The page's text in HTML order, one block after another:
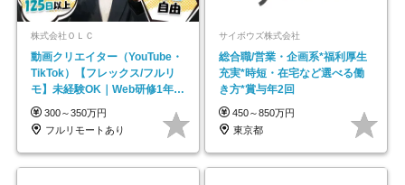
株式会社ＯＬＣ
動画クリエイター（YouTube・
TikTok）【フレックス/フルリ
モ】未経験OK｜Web研修1年間
｜副業OK
300～350万円
フルリモートあり
サイボウズ株式会社
総合職/営業・企画系*福利厚生
充実*時短・在宅など選べる働
き方*賞与年2回
450～850万円
東京都